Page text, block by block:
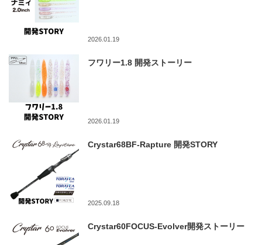
2026.01.19
フワリー1.8 開発ストーリー
2026.01.19
Crystar68BF-Rapture 開発STORY
2025.09.18
Crystar60FOCUS-Evolver開発ストーリー